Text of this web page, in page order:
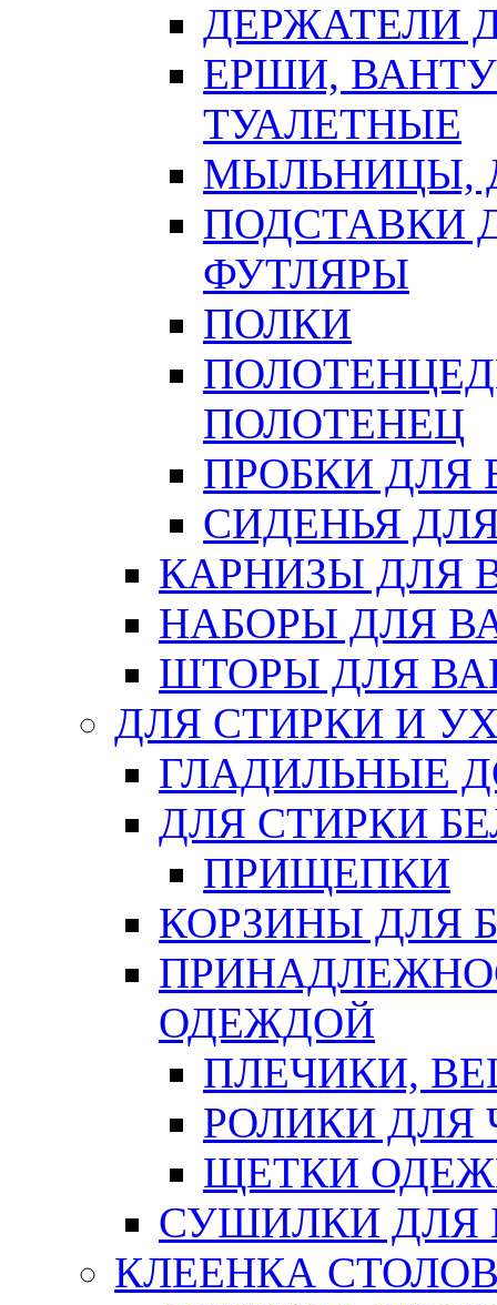
ДЕРЖАТЕЛИ
ЕРШИ,
ТУАЛЕТНЫЕ
МЫЛЬНИЦЫ,
ПОДСТАВКИ
ФУТЛЯРЫ
ПОЛКИ
ПОЛОТЕНЕЦ
ПРОБКИ ДЛЯ
СИДЕНЬЯ
КАРНИЗЫ ДЛЯ
НАБОРЫ ДЛЯ
ШТОРЫ ДЛЯ
ДЛЯ СТИРКИ И
ГЛАДИЛЬНЫЕ
ДЛЯ СТИРКИ
ПРИЩЕПКИ
КОРЗИНЫ ДЛЯ
ОДЕЖДОЙ
ПЛЕЧИКИ,
РОЛИКИ ДЛЯ
ЩЕТКИ
СУШИЛКИ ДЛЯ
КЛЕЕНКА